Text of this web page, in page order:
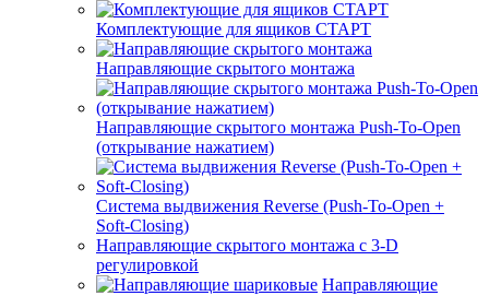
Комплектующие для ящиков СТАРТ
Направляющие скрытого монтажа
Направляющие скрытого монтажа Push-To-Open
(открывание нажатием)
Система выдвижения Reverse (Push-To-Open +
Soft-Closing)
Направляющие скрытого монтажа с 3-D
регулировкой
Направляющие